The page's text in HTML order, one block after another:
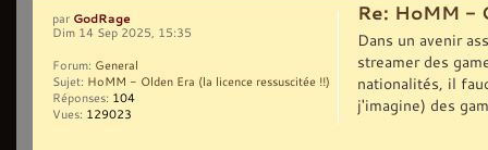
Re: HoMM -
Dans un avenir
streamer des
nationalités, il
j'imagine) des
par GodRage
Dim 14 Sep 2025, 15:35
Forum: General
Sujet: HoMM - Olden Era (la licence ressuscitée !!)
Réponses: 104
Vues: 129023